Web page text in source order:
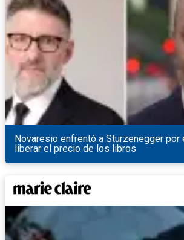
Novaresio enfrentó a Sturzenegger por
liberar el precio de los libros